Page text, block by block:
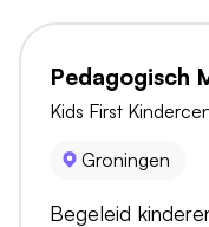
Pedagogisch
Kids First
Groningen
Begeleid